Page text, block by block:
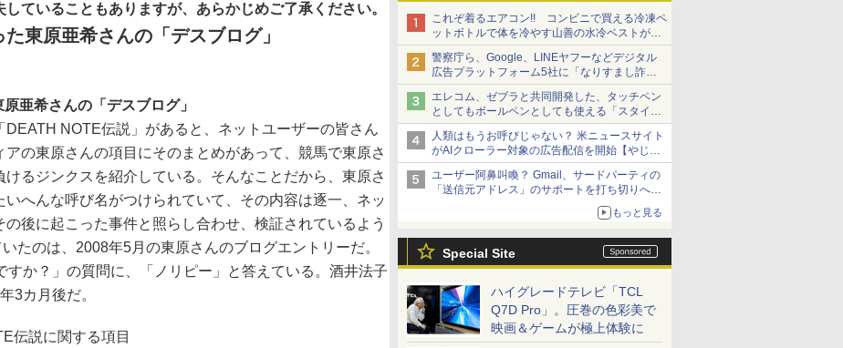
これぞ着るエアコン!! コンビニで買える冷凍ペ
ットボトルで体を冷やす山善の水冷ベストがロ
ードバイクにちょうどいい【ぼっち・ざ・ろー
ど！その14】【空いた時間でなにしてる？】
警察庁ら、Google、LINEヤフーなどデジタル
広告プラットフォーム5社に「なりすまし詐欺
広告」対策強化を要請 著名人の写真や映像を
使った投資詐欺などへの対策として
エレコム、ゼブラと共同開発した、タッチペン
としてもボールペンとしても使える「スタイラ
スツーウェイ」発売 iPadにも紙にも、持ち替
えずに書き込める
人類はもうお呼びじゃない？ 米ニュースサイト
がAIクローラー対象の広告配信を開始【やじう
まWatch】
ユーザー阿鼻叫喚？ Gmail、サードパーティの
「送信元アドレス」のサポートを打ち切りへ
もっと見る
Special Site
ハイグレードテレビ「TCL
Q7D Pro」。圧巻の色彩美で
映画＆ゲームが極上体験に
ていることもありますが、あらかじめご了承ください。
東原亜希さんの「デスブログ」
亜希さんの「デスブログ」
NOTE伝説」があると、ネットユーザーの皆さん
の東原さんの項目にそのまとめがあって、競馬で東原さ
るジンクスを紹介している。そんなことだから、東原さ
へんな呼び名がつけられていて、その内容は逐一、ネッ
の後に起こった事件と照らし合わせ、検証されているよう
たのは、2008年5月の東原さんのブログエントリーだ。
すか？」の質問に、「ノリピー」と答えている。酒井法子
3カ月後だ。
伝説に関する項目